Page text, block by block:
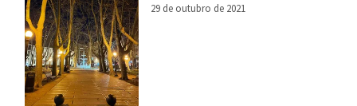
29 de outubro de 2021